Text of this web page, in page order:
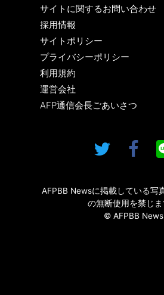
サイトに関するお問い合わせ
採用情報
サイトポリシー
プライバシーポリシー
利用規約
運営会社
AFP通信会長ごあいさつ
AFPBB Newsに掲載している写
の無断使用を禁じま
© AFPBB News